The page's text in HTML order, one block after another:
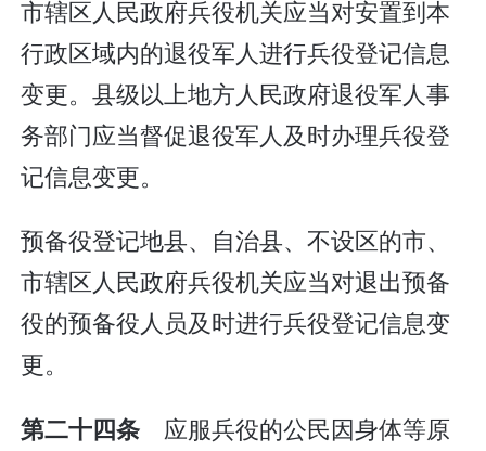
市辖区人民政府兵役机关应当对安置到本
行政区域内的退役军人进行兵役登记信息
变更。县级以上地方人民政府退役军人事
务部门应当督促退役军人及时办理兵役登
记信息变更。
预备役登记地县、自治县、不设区的市、
市辖区人民政府兵役机关应当对退出预备
役的预备役人员及时进行兵役登记信息变
更。
第二十四条 应服兵役的公民因身体等原